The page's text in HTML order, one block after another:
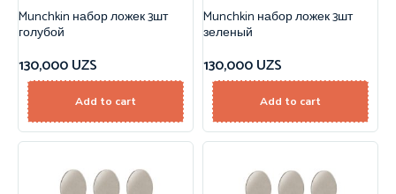
Munchkin набор ложек 3шт
голубой
130,000UZS
Add to cart
Munchkin набор ложек 3шт
зеленый
130,000UZS
Add to cart